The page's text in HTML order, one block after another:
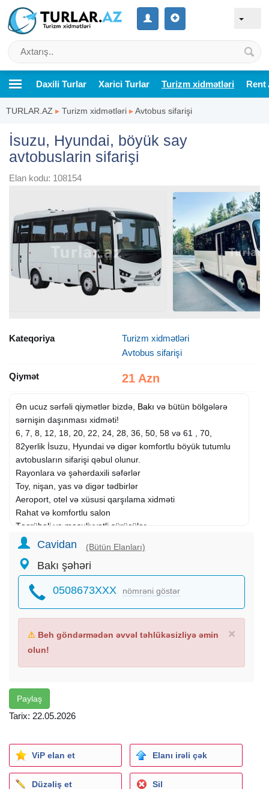
Daxili Turlar Xarici Turlar Turizm xidmətləri Rent
TURLAR.AZ ▸ Turizm xidmətləri ▸Avtobus sifarişi
İsuzu, Hyundai, böyük say
avtobuslarin sifarişi
Elan kodu: 108154
Kateqoriya
Turizm xidmətləri
Avtobus sifarişi
Qiymət 21 Azn
Ən ucuz sərfəli qiymətlər bizdə, Bakı və bütün bölgələrə
sərnişin daşınması xidməti!
6, 7, 8, 12, 18, 20, 22, 24, 28, 36, 50, 58 və 61 , 70,
82yerlik İsuzu, Hyundai və digər komfortlu böyük tutumlu
avtobusların sifarişi qəbul olunur.
Rayonlara və şəhərdaxili səfərlər
Toy, nişan, yas və digər tədbirlər
Aeroport, otel və xüsusi qarşılama xidməti
Rahat və komfortlu salon
Təcrübəli və məsuliyyətli sürücülər
Sərfəli və münasib qiymətlər
Keyfiyyətli xidmət və ən uyğun qiymət bizdə!
Əlaqə üçün zəng və ya WhatsApp vasitəsilə müraciət edə
bilərsiniz.24/7 Aktivdir.
Cavidan (Bütün Elanları)
Bakı şəhəri
0508673XXX nömrəni göstər
×
⚠ Beh göndərmədən əvvəl təhlükəsizliyə əmin
olun!
Paylaş
Tarix: 22.05.2026
ViP elan et Elanı irəli çək
Düzəliş et Sil